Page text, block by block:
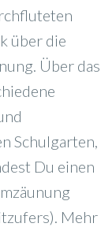
über die
Über das
Schulgarten,
Du einen
Mehr